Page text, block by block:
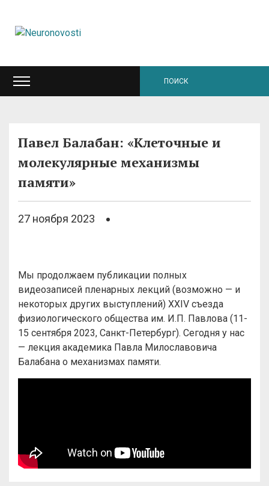
Павел Балабан: «Клеточные и
молекулярные механизмы
памяти»
27 ноября 2023
Мы продолжаем публикации полных
видеозаписей пленарных лекций (возможно — и
некоторых других выступлений) XXIV съезда
физиологического общества им. И.П. Павлова (11-
15 сентября 2023, Санкт-Петербург). Сегодня у нас
— лекция академика Павла Милославовича
Балабана о механизмах памяти.